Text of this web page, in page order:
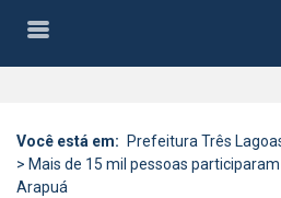
Você está em: Prefeitura Três
> Mais de 15 mil pessoas
Arapuá